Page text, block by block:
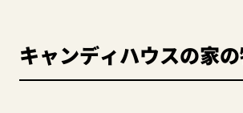
キャンディハウスの家